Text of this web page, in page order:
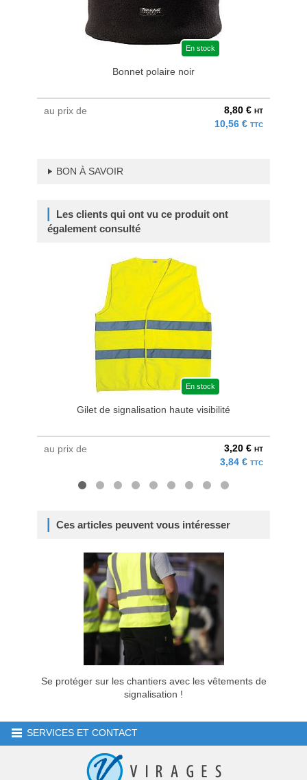
En stock
Bonnet polaire noir
au prix de 8,80 € HT
10,56 € TTC
BON À SAVOIR
Les clients qui ont vu ce produit ont
également consulté
En stock
Gilet de signalisation haute visibilité
au prix de 3,20 € HT
3,84 € TTC
Ces articles peuvent vous intéresser
Se protéger sur les chantiers avec les vêtements de
signalisation !
SERVICES ET CONTACT